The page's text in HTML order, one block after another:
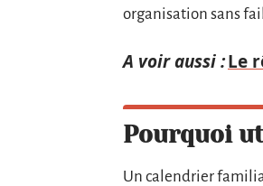
organisation sans
A voir aussi :Le
Pourquoi
Un calendrier